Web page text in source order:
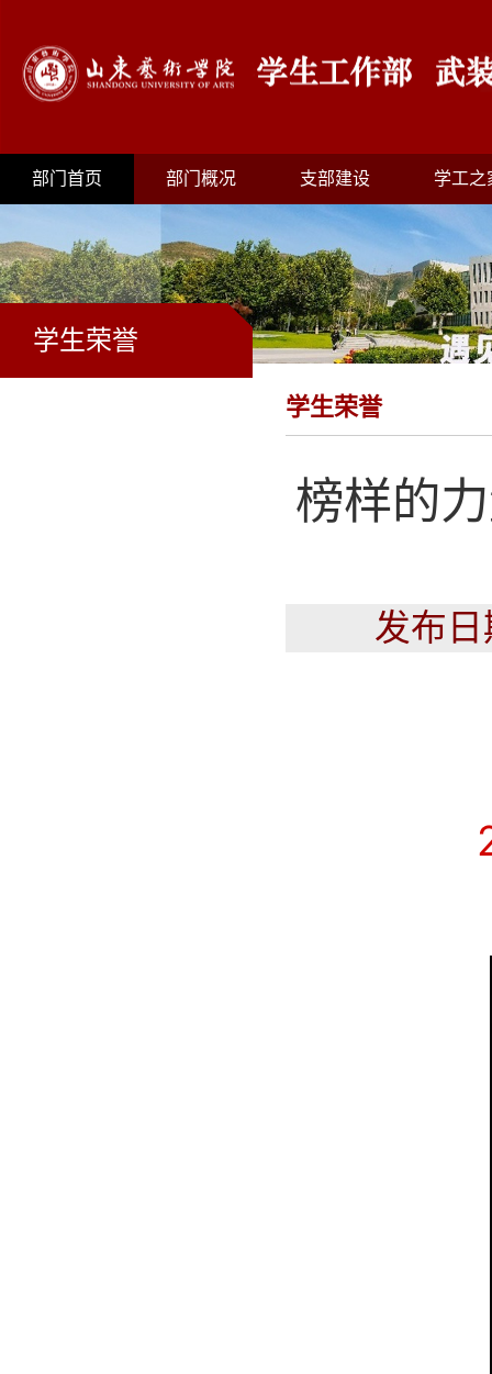
部门首页 部门概况 支部建设 学工之
学生荣誉
学生荣誉
榜样的
发布